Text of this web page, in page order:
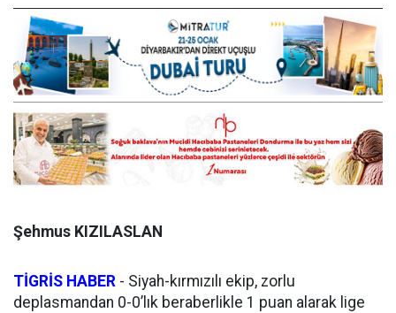
Şehmus KIZILASLAN
TİGRİS HABER - Siyah-kırmızılı ekip, zorlu
deplasmandan 0-0’lık beraberlikle 1 puan alarak lige